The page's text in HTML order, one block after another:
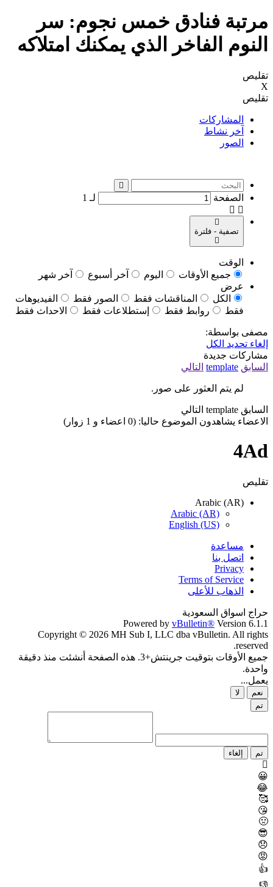
مرتبة فنادق خمس نجوم: سر
النوم الفاخر الذي يمكنك امتلاكه
تقليص
X
تقليص
المشاركات
آخر نشاط
الصور
الصفحة لـ 1
تصفية - فلترة
الوقت
جميع الأوقات
اليوم آخر أسبوع
آخر شهر
عرض
الكل
المناقشات فقط الصور فقط
الفيديوهات
فقط
روابط فقط إستطلاعات فقط الاحداث فقط
مصفى بواسطة:
إلغاء تحديد الكل
مشاركات جديدة
السابق template التالي
لم يتم العثور على صور.
السابق template التالي
الاعضاء يشاهدون الموضوع حاليا: (0 اعضاء و 1 زوار)
4Ad
تقليص
Arabic (AR)
Arabic (AR)
English (US)
مساعدة
اتصل بنا
Privacy
Terms of Service
الذهاب للأعلى
حراج اسواق السعودية
Powered by vBulletin® Version 6.1.1
Copyright © 2026 MH Sub I, LLC dba vBulletin. All rights
reserved.
جميع الأوقات بتوقيت جرينتش+3. هذه الصفحة أنشئت منذ دقيقة
واحدة.
يعمل...
نعم
لا
تم
تم إلغاء
😀
😂
🥰
😘
🤢
😎
😞
😡
👍